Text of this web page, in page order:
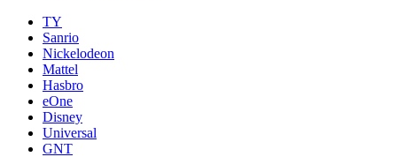
TY
Sanrio
Nickelodeon
Mattel
Hasbro
eOne
Disney
Universal
GNT